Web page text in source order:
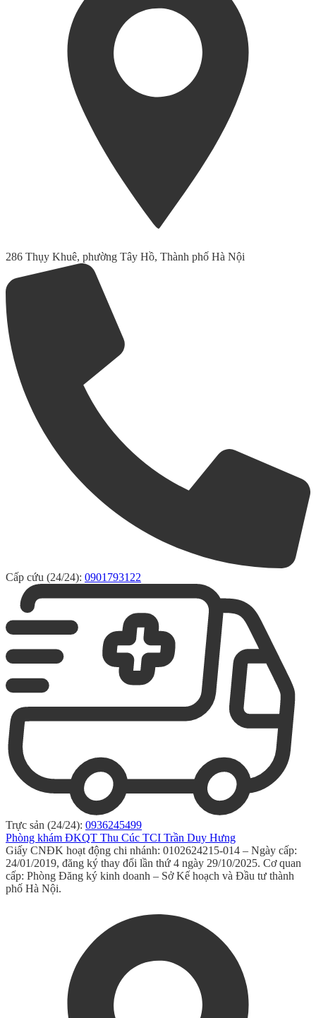
286 Thụy Khuê, phường Tây Hồ, Thành phố Hà Nội
Cấp cứu (24/24): 0901793122
Trực sản (24/24): 0936245499
Phòng khám ĐKQT Thu Cúc TCI Trần Duy Hưng
Giấy CNĐK hoạt động chi nhánh: 0102624215-014 – Ngày cấp:
24/01/2019, đăng ký thay đổi lần thứ 4 ngày 29/10/2025. Cơ quan
cấp: Phòng Đăng ký kinh doanh – Sở Kế hoạch và Đầu tư thành
phố Hà Nội.